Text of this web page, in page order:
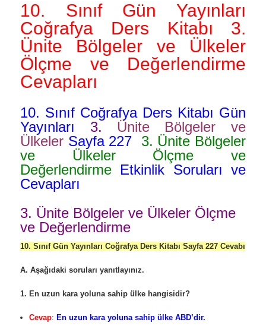
10. Sınıf Gün Yayınları
Coğrafya Ders Kitabı 3.
Ünite Bölgeler ve Ülkeler
Ölçme ve Değerlendirme
Cevapları
10. Sınıf Coğrafya Ders Kitabı Gün
Yayınları 3. Ünite Bölgeler ve
Ülkeler Sayfa 227 3. Ünite Bölgeler
ve Ülkeler Ölçme ve
Değerlendirme Etkinlik Soruları ve
Cevapları
3. Ünite Bölgeler ve Ülkeler Ölçme
ve Değerlendirme
10. Sınıf Gün Yayınları Coğrafya Ders Kitabı Sayfa 227 Cevabı
A. Aşağıdaki soruları yanıtlayınız.
1. En uzun kara yoluna sahip ülke hangisidir?
Cevap: En uzun kara yoluna sahip ülke ABD’dir.